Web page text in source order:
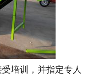
厂房设备
联系我们
培训，并指定专人